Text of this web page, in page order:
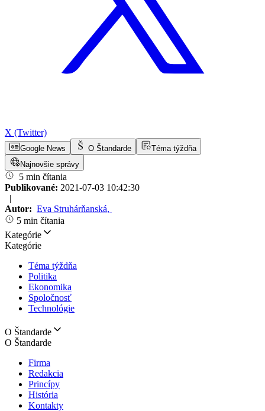
X (Twitter)
Google News O Štandarde
Téma týždňa
Najnovšie správy
5 min čítania
Publikované: 2021-07-03 10:42:30
|
Autor: Eva Struhárňanská,
5 min čítania
Kategórie
Kategórie
Téma týždňa
Politika
Ekonomika
Spoločnosť
Technológie
O Štandarde
O Štandarde
Firma
Redakcia
Princípy
História
Kontakty